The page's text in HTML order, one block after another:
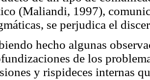
(Maliandi, 1997),
se perjudica el
hecho algunas
de los
y rispideces internas